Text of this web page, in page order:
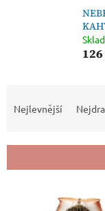
í
Nejlevnější